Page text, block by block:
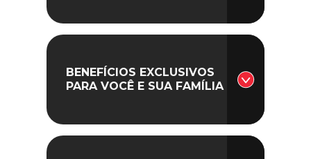
BENEFÍCIOS EXCLUSIVOS
PARA VOCÊ E SUA FAMÍLIA